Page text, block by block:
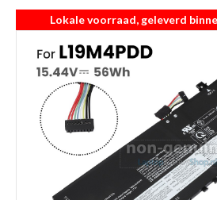
Lokale voorraad, geleverd